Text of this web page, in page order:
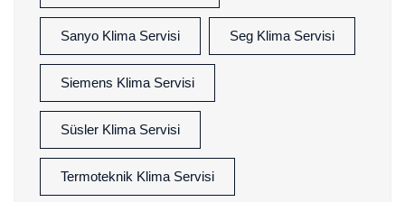
Sanyo Klima Servisi Seg Klima Servisi
Siemens Klima Servisi
Süsler Klima Servisi
Termoteknik Klima Servisi